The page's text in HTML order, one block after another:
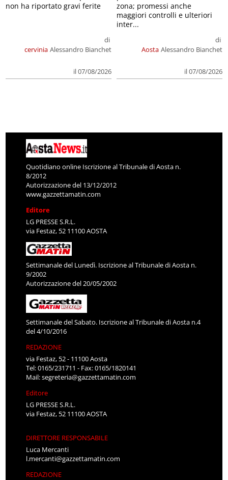
cervinia
di
Alessandro Bianchet
il 07/08/2026
non ha riportato gravi ferite
Aosta
di
Alessandro Bianchet
il 07/08/2026
zona; promessi anche
maggiori controlli e ulteriori
inter...
Quotidiano online Iscrizione al Tribunale di Aosta n.
8/2012
Autorizzazione del 13/12/2012
www.gazzettamatin.com
Editore
LG PRESSE S.R.L.
via Festaz, 52 11100 AOSTA
Settimanale del Lunedì. Iscrizione al Tribunale di Aosta n.
9/2002
Autorizzazione del 20/05/2002
Settimanale del Sabato. Iscrizione al Tribunale di Aosta n.4
del 4/10/2016
REDAZIONE
via Festaz, 52 - 11100 Aosta
Tel: 0165/231711 - Fax: 0165/1820141
Mail:segreteria@gazzettamatin.com
Editore
LG PRESSE S.R.L.
via Festaz, 52 11100 AOSTA
DIRETTORE RESPONSABILE
Luca Mercanti
l.mercanti@gazzettamatin.com
REDAZIONE